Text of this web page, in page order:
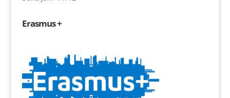
Erasmus +